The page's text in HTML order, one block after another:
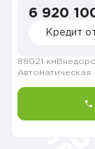
6 920
Кредит
88021 км
Автоматическая